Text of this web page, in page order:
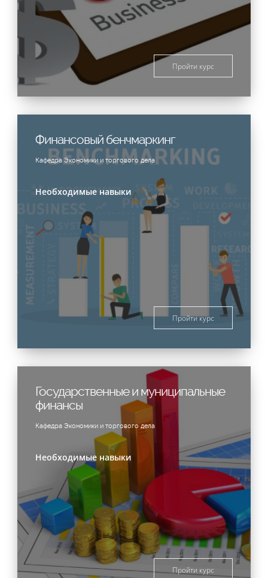
Пройти курс
Финансовый бенчмаркинг
Кафедра Экономики и торгового дела
Необходимые навыки
Пройти курс
Государственные и муниципальные
финансы
Кафедра Экономики и торгового дела
Необходимые навыки
Пройти курс